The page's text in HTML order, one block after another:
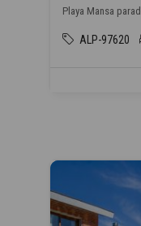
Playa Mansa
ALP-97620